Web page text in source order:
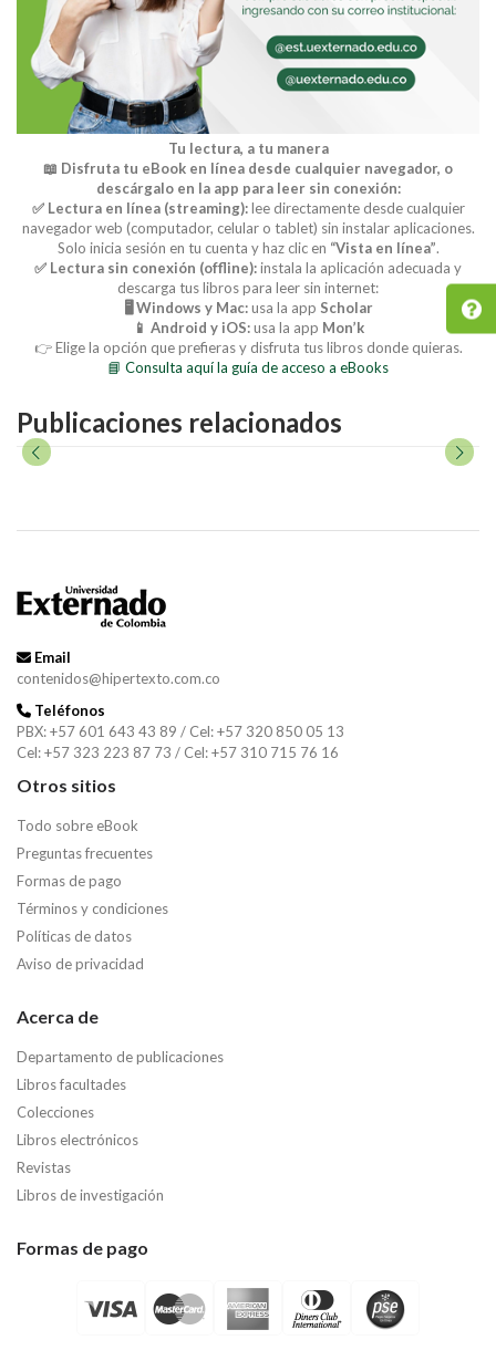
Tu lectura, a tu manera
📖 Disfruta tu eBook en línea desde cualquier navegador, o
descárgalo en la app para leer sin conexión:
✅ Lectura en línea (streaming):lee directamente desde cualquier
navegador web (computador, celular o tablet) sin instalar aplicaciones.
Solo inicia sesión en tu cuenta y haz clic en “Vista en línea”.
✅ Lectura sin conexión (offline):instala la aplicación adecuada y
descarga tus libros para leer sin internet:
🖥️ Windows y Mac:usa la app Scholar
📱 Android y iOS:usa la app Mon’k
👉 Elige la opción que prefieras y disfruta tus libros donde quieras.
📘 Consulta aquí la guía de acceso a eBooks
Publicaciones relacionados
Email
contenidos@hipertexto.com.co
Teléfonos
PBX: +57 601 643 43 89 / Cel: +57 320 850 05 13
Cel: +57 323 223 87 73 / Cel: +57 310 715 76 16
Otros sitios
Todo sobre eBook
Preguntas frecuentes
Formas de pago
Términos y condiciones
Políticas de datos
Aviso de privacidad
Acerca de
Departamento de publicaciones
Libros facultades
Colecciones
Libros electrónicos
Revistas
Libros de investigación
Formas de pago